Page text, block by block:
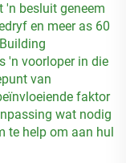
'n besluit geneem
en meer as 60
'n voorloper in die
van
faktor
wat nodig
te help om aan hul